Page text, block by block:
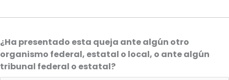
¿Ha presentado esta queja ante algún otro
organismo federal, estatal o local, o ante algún
tribunal federal o estatal?